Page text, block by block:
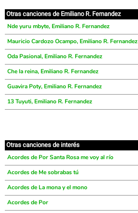
Otras canciones de Emiliano R. Fernandez
Nde yuru mbyte, Emiliano R. Fernandez
Mauricio Cardozo Ocampo, Emiliano R. Fernandez
Oda Pasional, Emiliano R. Fernandez
Che la reina, Emiliano R. Fernandez
Guavira Poty, Emiliano R. Fernandez
13 Tuyuti, Emiliano R. Fernandez
Otras canciones de interés
Acordes de Por Santa Rosa me voy al río
Acordes de Me sobrabas tú
Acordes de La mona y el mono
Acordes de Por